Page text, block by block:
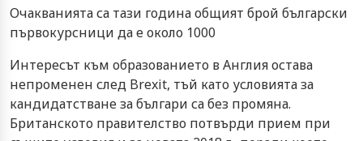
Очакванията са тази година общият брой български
първокурсници да е около 1000
Интересът към образованието в Англия остава
непроменен след Brexit, тъй като условията за
кандидатстване за българи са без промяна.
Британското правителство потвърди прием при